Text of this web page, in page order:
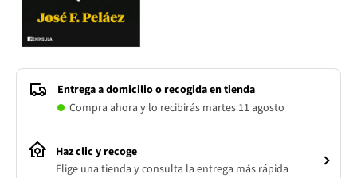
Entrega a domicilio o recogida en tienda
Compra ahora y lo recibirás martes 11 agosto
Haz clic y recoge
Elige una tienda y consulta la entrega más rápida